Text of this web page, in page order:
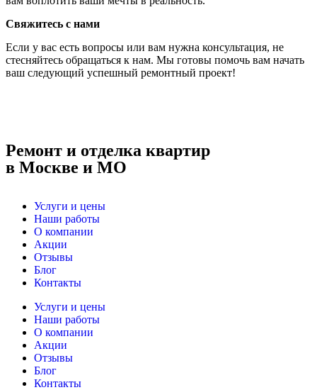
Свяжитесь с нами
Если у вас есть вопросы или вам нужна консультация, не
стесняйтесь обращаться к нам. Мы готовы помочь вам начать
ваш следующий успешный ремонтный проект!
Ремонт и отделка квартир
в Москве и МО
Услуги и цены
Наши работы
О компании
Акции
Отзывы
Блог
Контакты
Услуги и цены
Наши работы
О компании
Акции
Отзывы
Блог
Контакты